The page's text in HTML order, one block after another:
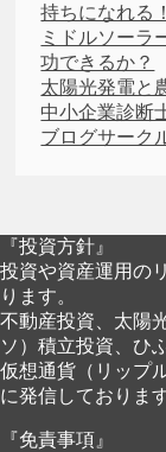
持ちになれる
ミドルソーラ
功できるか？
太陽光発電と
中小企業診断
ブログサーク
『投資方針』
投資や資産運用の
ります。
不動産投資、太陽
ソ）積立投資、ひ
仮想通貨（リップ
に発信しております
『免責事項』